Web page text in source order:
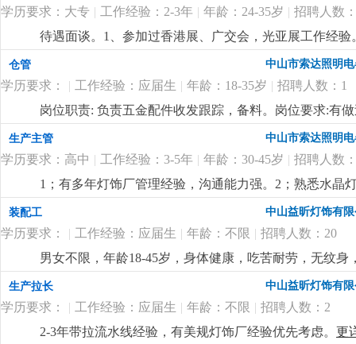
学历要求：大专 | 工作经验：2-3年 | 年龄：24-35岁 | 招聘人数
待遇面谈。1、参加过香港展、广交会，光亚展工作经
也有客户平台收入可观。更详细...
仓管 中山市索达照明
学历要求： | 工作经验：应届生 | 年龄：18-35岁 | 招聘人数：1
岗位职责: 负责五金配件收发跟踪，备料。岗位要求:有
生产主管 中山市索达照明
学历要求：高中 | 工作经验：3-5年 | 年龄：30-45岁 | 招聘人数
1；有多年灯饰厂管理经验，沟通能力强。2；熟悉水晶
付出精神，人品高尚。更详细...
装配工 中山益昕灯饰有
学历要求： | 工作经验：应届生 | 年龄：不限 | 招聘人数：20
男女不限，年龄18-45岁，身体健康，吃苦耐劳，无纹
扣水电费，全勤100元，满半年工龄奖50元，最高300元
生产拉长 中山益昕灯饰有
学历要求： | 工作经验：应届生 | 年龄：不限 | 招聘人数：2
2-3年带拉流水线经验，有美规灯饰厂经验优先考虑。 更